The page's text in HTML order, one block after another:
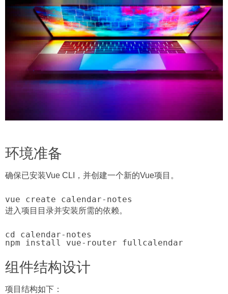
环境准备
确保已安装Vue CLI，并创建一个新的Vue项目。
vue create calendar-notes
进入项目目录并安装所需的依赖。
cd calendar-notes
npm install vue-router fullcalendar
组件结构设计
项目结构如下：